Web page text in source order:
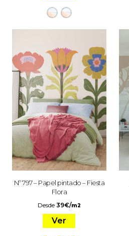
Nº 797 – Papel pintado – Fiesta
Flora
Desde 39€/m2
Ver